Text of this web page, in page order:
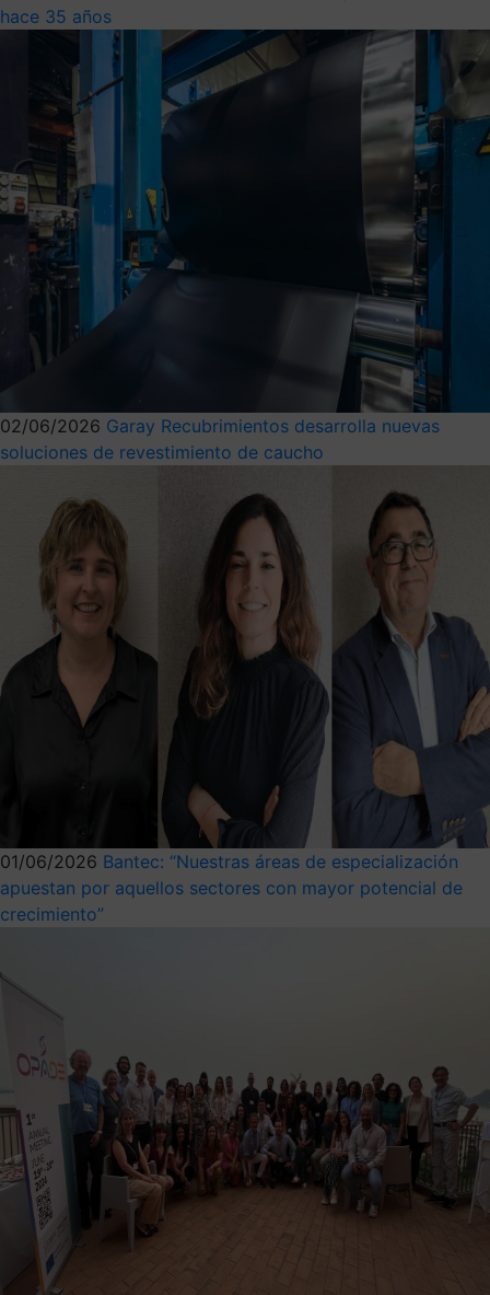
hace 35 años
02/06/2026 Garay Recubrimientos desarrolla nuevas
soluciones de revestimiento de caucho
01/06/2026 Bantec: “Nuestras áreas de especialización
apuestan por aquellos sectores con mayor potencial de
crecimiento”